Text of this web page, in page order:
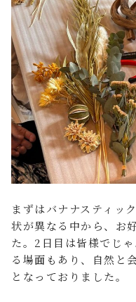
まずはバナナスティッ
状が異なる中から、お
た。2日目は皆様でじ
る場面もあり、自然と
となっておりました。